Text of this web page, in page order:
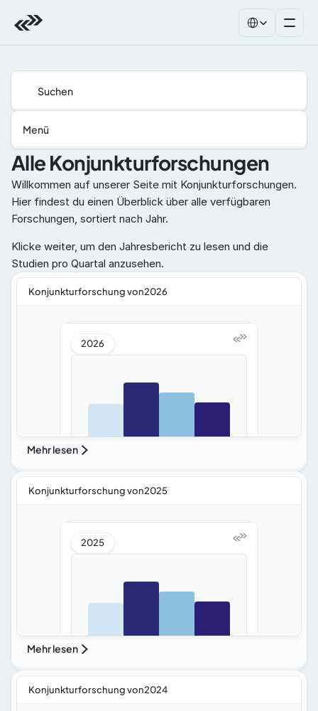
Menü
Suchen
Alle Konjunkturforschungen
Willkommen auf unserer Seite mit Konjunkturforschungen.
Hier findest du einen Überblick über alle verfügbaren
Forschungen, sortiert nach Jahr.
Klicke weiter, um den Jahresbericht zu lesen und die
Studien pro Quartal anzusehen.
Konjunkturforschung von2026
2026
Mehr lesen
Konjunkturforschung von2025
2025
Mehr lesen
Konjunkturforschung von2024